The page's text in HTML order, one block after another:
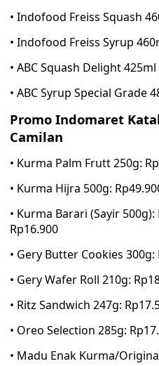
• Indofood Freiss Squash
• Indofood Freiss Syrup
• ABC Squash Delight
• ABC Syrup Special Grade
Promo Indomaret
Camilan
• Kurma Palm Frutt 250g:
• Kurma Hijra 500g:
• Kurma Barari (Sayir
Rp16.900
• Gery Butter Cookies 300g:
• Gery Wafer Roll 210g:
• Ritz Sandwich 247g:
• Oreo Selection 285g:
• Madu Enak Kurma/